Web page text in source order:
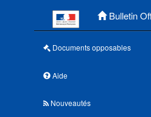
Bulletin
Documents opposables
Aide
Nouveautés